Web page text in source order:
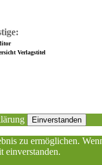
Verlagstitel
Einverstanden
zu ermöglichen.
einverstanden.